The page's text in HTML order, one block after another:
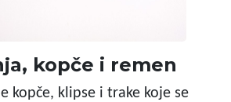
kopče i remen
kopče, klipse i trake koje se